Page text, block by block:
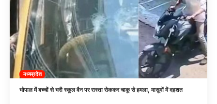
मध्यप्रदेश
भोपाल में बच्चों से भरी स्कूल वैन पर रास्ता रोककर चाकू से हमला, मासूमों में दहशत